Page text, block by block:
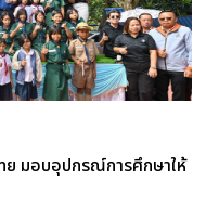
ย มอบอุปกรณ์การศึกษาให้